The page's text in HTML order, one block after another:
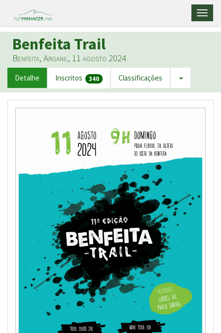
Benfeita Trail
Benfeita, Arganil, 11 agosto 2024
Detalhe Inscritos 340 Classificações